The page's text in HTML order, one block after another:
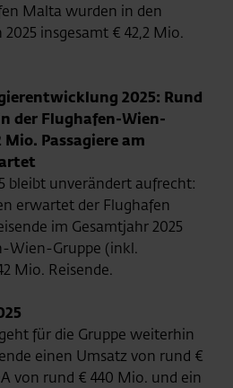
Malta wurden in den
insgesamt € 42,2 Mio.
2025: Rund
der Flughafen-Wien-
Passagiere am
bleibt unverändert aufrecht:
erwartet der Flughafen
im Gesamtjahr 2025
Wien-Gruppe (inkl.
Mio. Reisende.
für die Gruppe weiterhin
einen Umsatz von rund €
von rund € 440 Mio. und ein